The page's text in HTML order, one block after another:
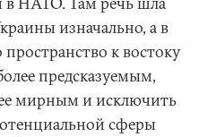
изначально, а в
к востоку
предсказуемым,
мирным и исключить
сферы